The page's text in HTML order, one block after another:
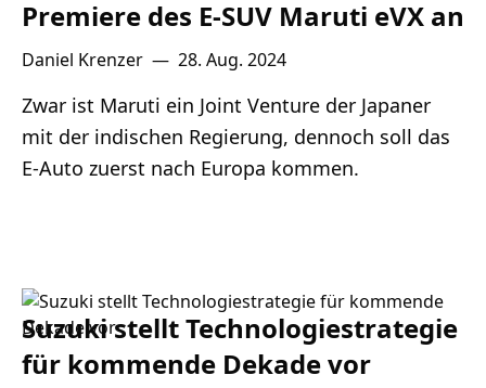
Premiere des E-SUV Maruti eVX an
Daniel Krenzer — 28. Aug. 2024
Zwar ist Maruti ein Joint Venture der Japaner
mit der indischen Regierung, dennoch soll das
E-Auto zuerst nach Europa kommen.
Suzuki stellt Technologiestrategie
für kommende Dekade vor